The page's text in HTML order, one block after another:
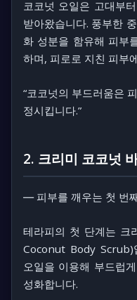
코코넛 오일은 고대부
받아왔습니다. 풍부한
화 성분을 함유해 피부
하며, 피로로 지친 피부
“코코넛의 부드러움은
정시킵니다.”
2. 크리미 코코넛
― 피부를 깨우는 첫 번
테라피의 첫 단계는 크
Coconut Body Scrub)
오일을 이용해 부드럽
성화합니다.